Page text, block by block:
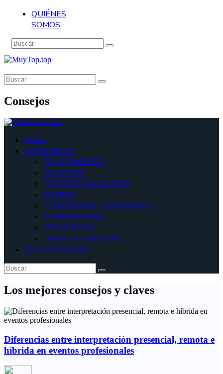
QUIÉNES
SOMOS
Consejos
INICIO
CATEGORÍAS
COMPONENTES
CONSEJOS
DISPOSITIVOS DE RED
GAMING
IMPRESORAS Y ESCÁNERES
ORDENADORES
PERIFÉRICOS
TABLETS Y MÓVILES
QUIÉNES SOMOS
Los mejores consejos y claves
Diferencias entre interpretación presencial, remota e
híbrida en eventos profesionales